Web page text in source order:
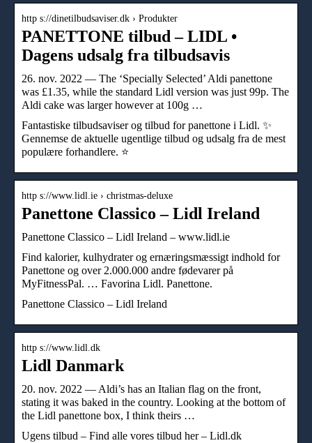
http s://dinetilbudsaviser.dk › Produkter
PANETTONE tilbud – LIDL •
Dagens udsalg fra tilbudsavis
26. nov. 2022 — The ‘Specially Selected’ Aldi panettone
was £1.35, while the standard Lidl version was just 99p. The
Aldi cake was larger however at 100g …
Fantastiske tilbudsaviser og tilbud for panettone i Lidl. ✨
Gennemse de aktuelle ugentlige tilbud og udsalg fra de mest
populære forhandlere. ⭐
http s://www.lidl.ie › christmas-deluxe
Panettone Classico – Lidl Ireland
Panettone Classico – Lidl Ireland – www.lidl.ie
Find kalorier, kulhydrater og ernæringsmæssigt indhold for
Panettone og over 2.000.000 andre fødevarer på
MyFitnessPal. … Favorina Lidl. Panettone.
Panettone Classico – Lidl Ireland
http s://www.lidl.dk
Lidl Danmark
20. nov. 2022 — Aldi’s has an Italian flag on the front,
stating it was baked in the country. Looking at the bottom of
the Lidl panettone box, I think theirs …
Ugens tilbud – Find alle vores tilbud her – Lidl.dk